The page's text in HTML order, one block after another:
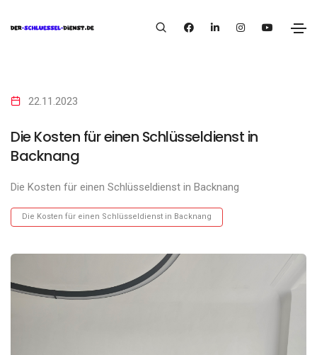
22.11.2023
Die Kosten für einen Schlüsseldienst in
Backnang
Die Kosten für einen Schlüsseldienst in Backnang
Die Kosten für einen Schlüsseldienst in Backnang